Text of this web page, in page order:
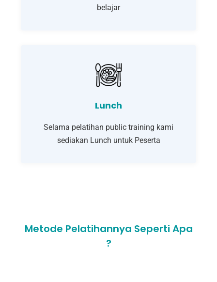
belajar
Lunch
Selama pelatihan public training kami
sediakan Lunch untuk Peserta
Metode Pelatihannya Seperti Apa
?